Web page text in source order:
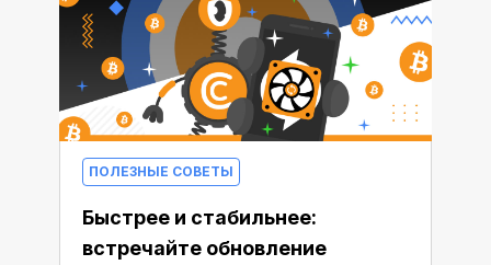
ПОЛЕЗНЫЕ СОВЕТЫ
Быстрее и стабильнее:
встречайте обновление